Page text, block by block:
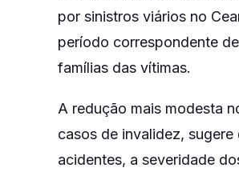
por sinistros viários no
período correspondente
famílias das vítimas.
A redução mais modesta
casos de invalidez,
acidentes, a severidade